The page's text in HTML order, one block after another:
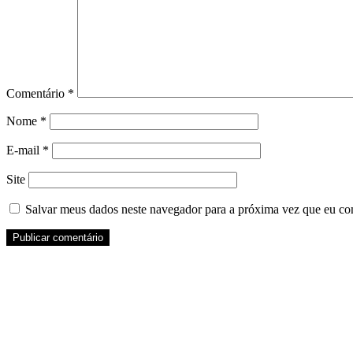
Comentário *
Nome *
E-mail *
Site
Salvar meus dados neste navegador para a próxima vez que eu